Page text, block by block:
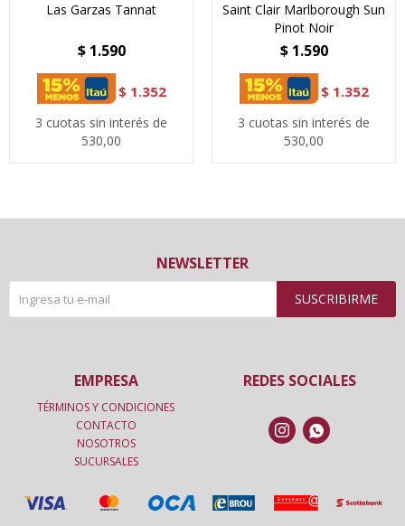
Las Garzas Tannat
$ 1.590
$ 1.352
3 cuotas sin interés de
530,00
Saint Clair Marlborough Sun
Pinot Noir
$ 1.590
$ 1.352
3 cuotas sin interés de
530,00
NEWSLETTER
SUSCRIBIRME
REDES SOCIALES
 
EMPRESA
TÉRMINOS Y CONDICIONES
CONTACTO
NOSOTROS
SUCURSALES